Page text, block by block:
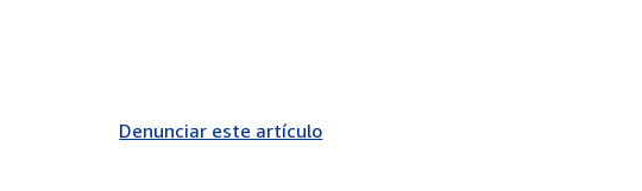
Denunciar este artículo